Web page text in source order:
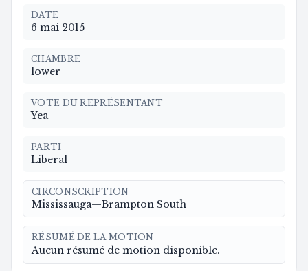
DATE
6 mai 2015
CHAMBRE
lower
VOTE DU REPRÉSENTANT
Yea
PARTI
Liberal
CIRCONSCRIPTION
Mississauga—Brampton South
RÉSUMÉ DE LA MOTION
Aucun résumé de motion disponible.